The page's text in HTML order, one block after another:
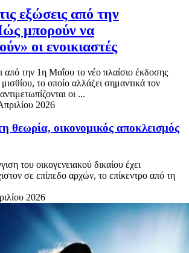
εξώσεις από την
μπορούν να
οι ενοικιαστές
από την 1η Μαΐου το νέο πλαίσιο έκδοσης
το οποίο αλλάζει σημαντικά τον
οι ...
2026
θεωρία, οικονομικός αποκλεισμός
του οικογενειακού δικαίου έχει
σε επίπεδο αρχών, το επίκεντρο από τη
2026